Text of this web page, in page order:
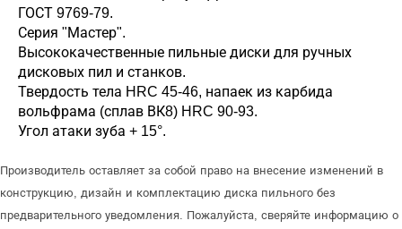
ГОСТ 9769-79.
Серия "Мастер".
Высококачественные пильные диски для ручных
дисковых пил и станков.
Твердость тела HRC 45-46, напаек из карбида
вольфрама (сплав ВК8) HRC 90-93.
Угол атаки зуба + 15°.
Производитель оставляет за собой право на внесение изменений в
конструкцию, дизайн и комплектацию диска пильного без
предварительного уведомления. Пожалуйста, сверяйте информацию о